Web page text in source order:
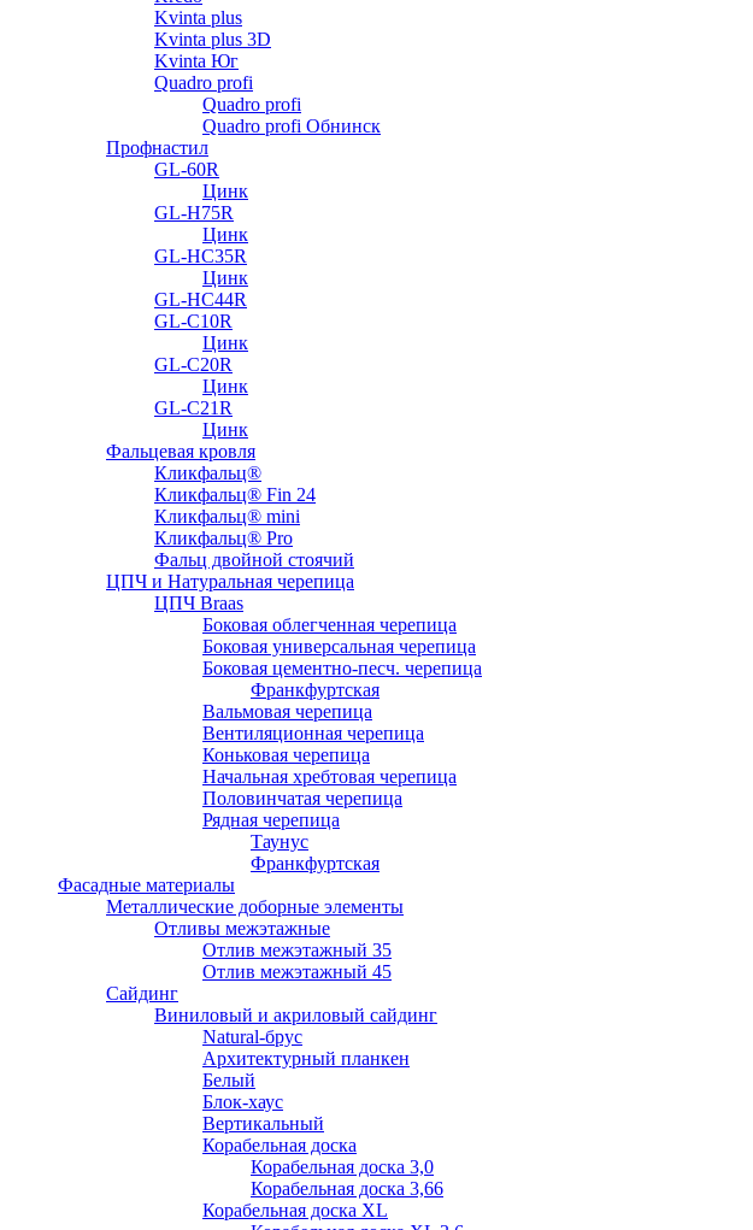
Kvinta plus
Kvinta plus 3D
Kvinta Юг
Quadro profi
Quadro profi
Quadro profi Обнинск
Профнастил
GL-60R
Цинк
GL-H75R
Цинк
GL-HC35R
Цинк
GL-HC44R
GL-С10R
Цинк
GL-С20R
Цинк
GL-С21R
Цинк
Фальцевая кровля
Кликфальц®
Кликфальц® Fin 24
Кликфальц® mini
Кликфальц® Pro
Фальц двойной стоячий
ЦПЧ и Натуральная черепица
ЦПЧ Braas
Боковая облегченная черепица
Боковая универсальная черепица
Боковая цементно-песч. черепица
Франкфуртская
Вальмовая черепица
Вентиляционная черепица
Коньковая черепица
Начальная хребтовая черепица
Половинчатая черепица
Рядная черепица
Таунус
Франкфуртская
Фасадные материалы
Металлические доборные элементы
Отливы межэтажные
Отлив межэтажный 35
Отлив межэтажный 45
Сайдинг
Виниловый и акриловый сайдинг
Natural-брус
Архитектурный планкен
Белый
Блок-хаус
Вертикальный
Корабельная доска
Корабельная доска 3,0
Корабельная доска 3,66
Корабельная доска XL